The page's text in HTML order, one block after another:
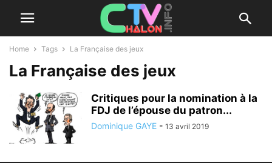
Home Tags La Française des jeux
La Française des jeux
Critiques pour la nomination à la
FDJ de l’épouse du patron...
Dominique GAYE - 13 avril 2019